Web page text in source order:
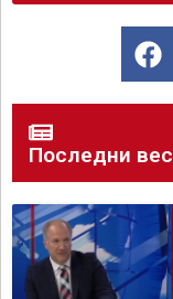
Последни